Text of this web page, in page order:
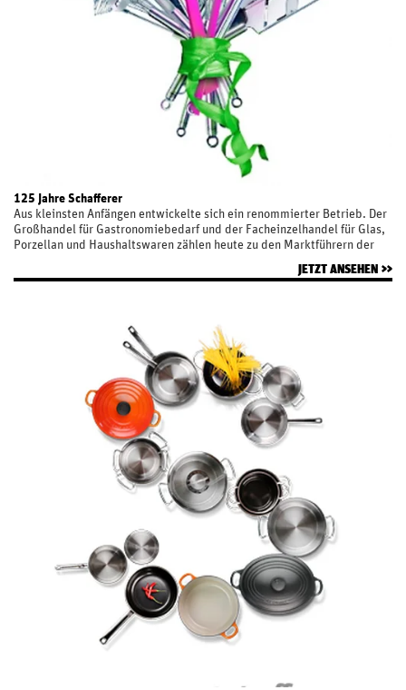
125 Jahre Schafferer
Aus kleinsten Anfängen entwickelte sich ein renommierter Betrieb. Der
Großhandel für Gastronomiebedarf und der Facheinzelhandel für Glas,
Porzellan und Haushaltswaren zählen heute zu den Marktführern der
JETZT ANSEHEN